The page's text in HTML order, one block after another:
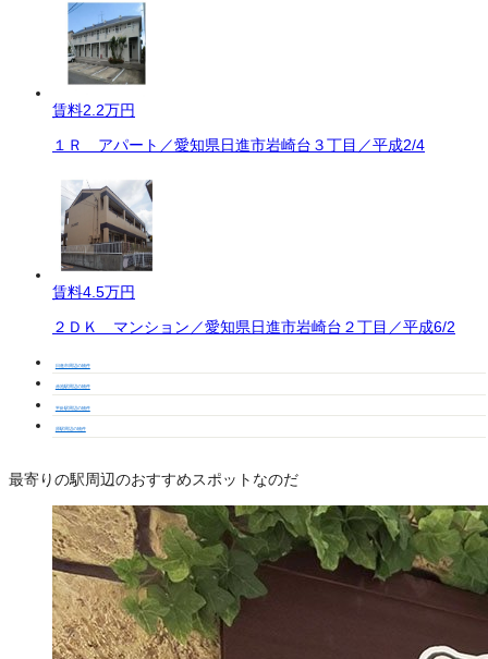
賃料2.2万円
１Ｒ アパート／愛知県日進市岩崎台３丁目／平成2/4
賃料4.5万円
２ＤＫ マンション／愛知県日進市岩崎台２丁目／平成6/2
日進市周辺の物件
赤池駅周辺の物件
平針駅周辺の物件
原駅周辺の物件
最寄りの駅周辺のおすすめスポットなのだ